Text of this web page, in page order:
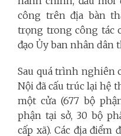
công trên địa bàn
trọng trong công tác
đạo Ủy ban nhân dân
Sau quá trình nghiên
Nội đã cấu trúc lại hệ
một cửa (677 bộ
phận tại sở, 30 bộ
cấp xã). Các địa